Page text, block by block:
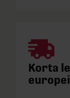
Korta